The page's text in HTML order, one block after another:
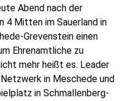
Abend nach der
4 Mitten im Sauerland in
Grevenstein einen
Ehrenamtliche zu
mehr heißt es. Leader
in Meschede und
in Schmallenberg-